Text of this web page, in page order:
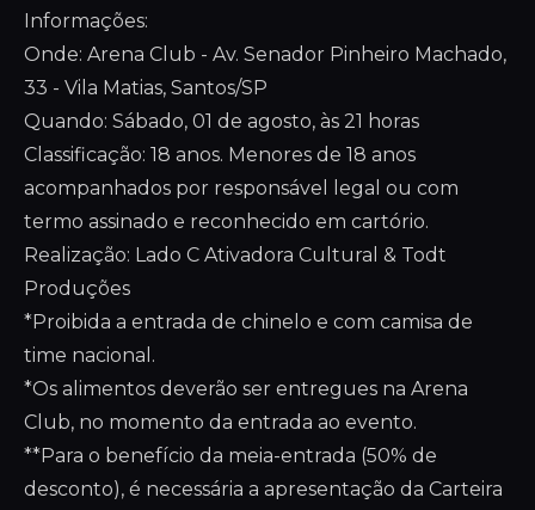
Informações:
Onde: Arena Club - Av. Senador Pinheiro Machado,
33 - Vila Matias, Santos/SP
Quando: Sábado, 01 de agosto, às 21 horas
Classificação: 18 anos. Menores de 18 anos
acompanhados por responsável legal ou com
termo assinado e reconhecido em cartório.
Realização: Lado C Ativadora Cultural & Todt
Produções
*Proibida a entrada de chinelo e com camisa de
time nacional.
*Os alimentos deverão ser entregues na Arena
Club, no momento da entrada ao evento.
**Para o benefício da meia-entrada (50% de
desconto), é necessária a apresentação da Carteira